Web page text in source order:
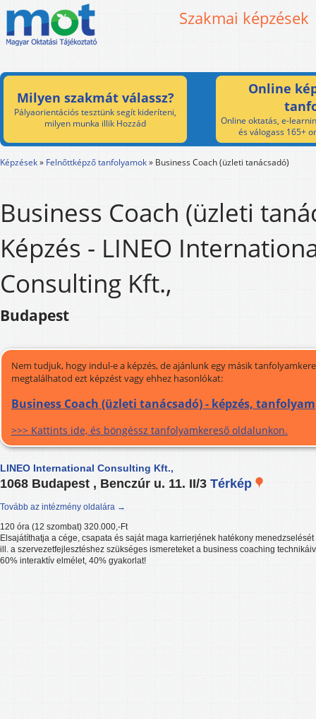
Szakmai képzések
Milyen szakmát válassz?
Pályaorientációs tesztünk segít kideríteni,
milyen munka illik Hozzád
Online
Online oktatás, e-
és válogass 165+
Képzések» Felnőttképző tanfolyamok» Business Coach (üzleti tanácsadó)
Business Coach (üzleti
Képzés - LINEO
Consulting Kft.,
Budapest
Nem tudjuk, hogy indul-e a képzés, de ajánlunk egy másik
megtalálhatod ezt képzést vagy ehhez hasonlókat:
Business Coach (üzleti tanácsadó) - képzés, tanfolyam
>>> Kattints ide, és böngéssz tanfolyamkereső oldalunkon.
LINEO International Consulting Kft.,
1068 Budapest , Benczúr u. 11. II/3 Térkép
Tovább az intézmény oldalára →
120 óra (12 szombat) 320.000,-Ft
Elsajátíthatja a cége, csapata és saját maga karrierjének hatékony menedzselését
ill. a szervezetfejlesztéshez szükséges ismereteket a business coaching
60% interaktív elmélet, 40% gyakorlat!